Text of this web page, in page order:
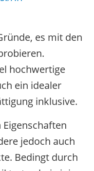
es mit den
hochwertige
ein idealer
inklusive.
jedoch auch
Bedingt durch